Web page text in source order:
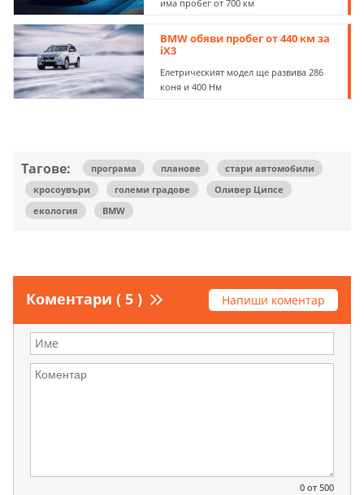
има пробег от 700 км
BMW обяви пробег от 440 км за
iX3
Елетрическият модел ще развива 286
коня и 400 Нм
Тагове: програма планове
стари автомобили
кросоувъри
големи градове
Оливер Ципсе
екология
BMW
Коментари ( 5 ) Напиши коментар
0 от 500